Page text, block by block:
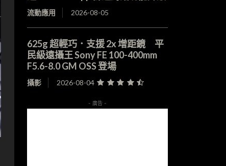
流動應用 2026-08-05
625g 超輕巧．支援 2x 增距鏡 平
民級遠攝王 Sony FE 100-400mm
F5.6-8.0 GM OSS 登場
攝影 2026-08-04
- 廣告 -